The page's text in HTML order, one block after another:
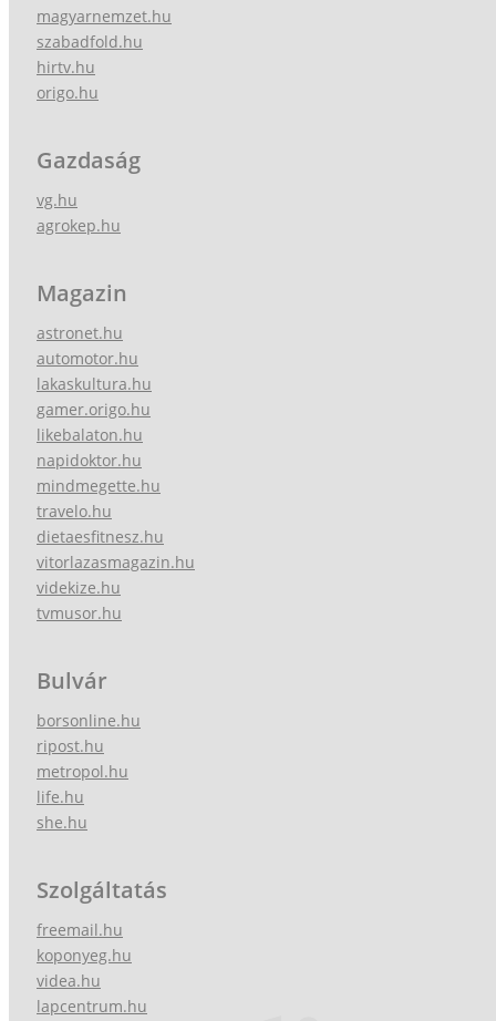
magyarnemzet.hu
szabadfold.hu
hirtv.hu
origo.hu
Gazdaság
vg.hu
agrokep.hu
Magazin
astronet.hu
automotor.hu
lakaskultura.hu
gamer.origo.hu
likebalaton.hu
napidoktor.hu
mindmegette.hu
travelo.hu
dietaesfitnesz.hu
vitorlazasmagazin.hu
videkize.hu
tvmusor.hu
Bulvár
borsonline.hu
ripost.hu
metropol.hu
life.hu
she.hu
Szolgáltatás
freemail.hu
koponyeg.hu
videa.hu
lapcentrum.hu